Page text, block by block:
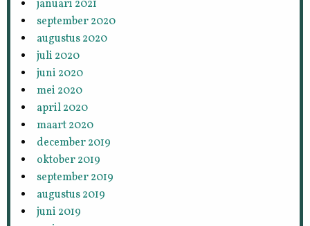
januari 2021
september 2020
augustus 2020
juli 2020
juni 2020
mei 2020
april 2020
maart 2020
december 2019
oktober 2019
september 2019
augustus 2019
juni 2019